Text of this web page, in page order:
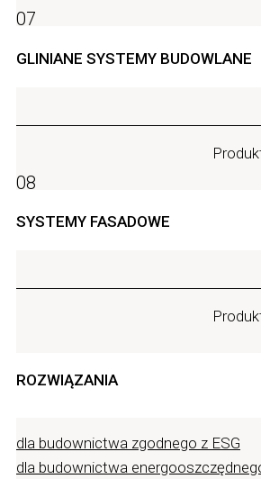
07
GLINIANE SYSTEMY BUDOWLANE
08
SYSTEMY FASADOWE
ROZWIĄZANIA
dla budownictwa zgodnego z ESG
dla budownictwa